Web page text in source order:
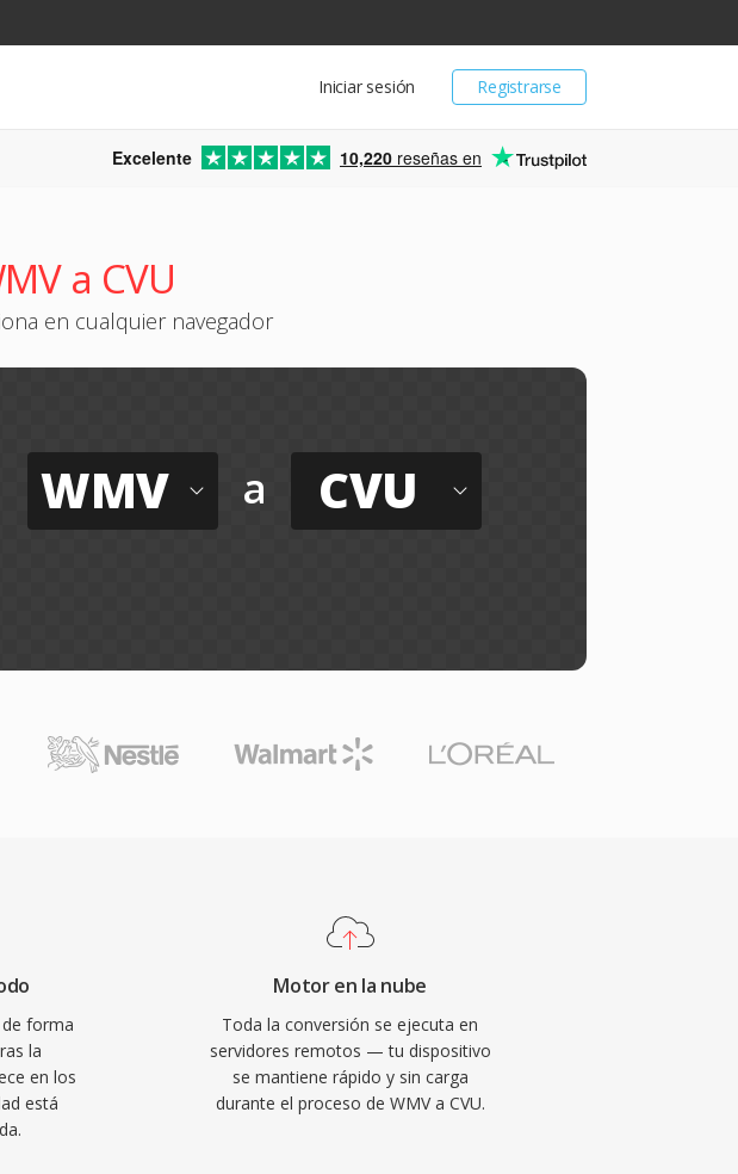
Registrarse
Iniciar sesión
Excelente 10,220 reseñas en
a CVU
en cualquier navegador
WMV a CVU
forma
la
en los
está
Motor en la nube
Toda la conversión se ejecuta en
servidores remotos — tu dispositivo
se mantiene rápido y sin carga
durante el proceso de WMV a CVU.